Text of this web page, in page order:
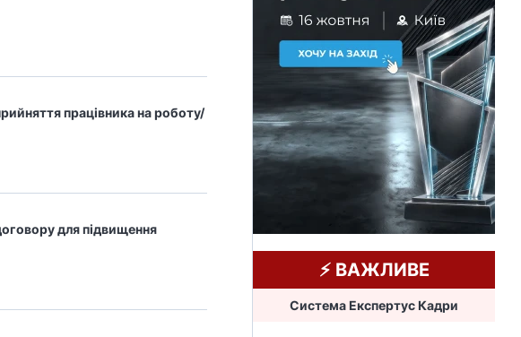
працівника на роботу/
для підвищення
⚡️ ВАЖЛИВЕ
Система Експертус Кадри